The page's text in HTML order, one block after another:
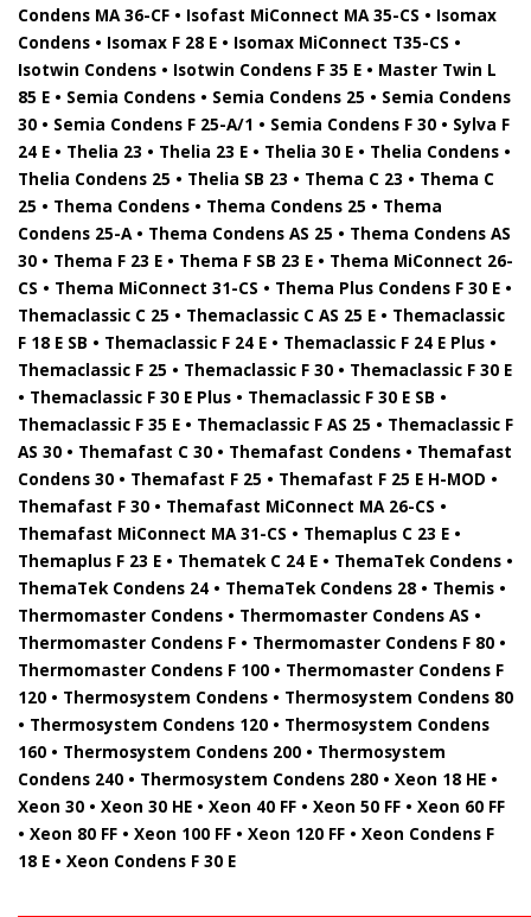
Condens MA 36-CF • Isofast MiConnect MA 35-CS • Isomax
Condens • Isomax F 28 E • Isomax MiConnect T35-CS •
Isotwin Condens • Isotwin Condens F 35 E • Master Twin L
85 E • Semia Condens • Semia Condens 25 • Semia Condens
30 • Semia Condens F 25-A/1 • Semia Condens F 30 • Sylva F
24 E • Thelia 23 • Thelia 23 E • Thelia 30 E • Thelia Condens •
Thelia Condens 25 • Thelia SB 23 • Thema C 23 • Thema C
25 • Thema Condens • Thema Condens 25 • Thema
Condens 25-A • Thema Condens AS 25 • Thema Condens AS
30 • Thema F 23 E • Thema F SB 23 E • Thema MiConnect 26-
CS • Thema MiConnect 31-CS • Thema Plus Condens F 30 E •
Themaclassic C 25 • Themaclassic C AS 25 E • Themaclassic
F 18 E SB • Themaclassic F 24 E • Themaclassic F 24 E Plus •
Themaclassic F 25 • Themaclassic F 30 • Themaclassic F 30 E
• Themaclassic F 30 E Plus • Themaclassic F 30 E SB •
Themaclassic F 35 E • Themaclassic F AS 25 • Themaclassic F
AS 30 • Themafast C 30 • Themafast Condens • Themafast
Condens 30 • Themafast F 25 • Themafast F 25 E H-MOD •
Themafast F 30 • Themafast MiConnect MA 26-CS •
Themafast MiConnect MA 31-CS • Themaplus C 23 E •
Themaplus F 23 E • Thematek C 24 E • ThemaTek Condens •
ThemaTek Condens 24 • ThemaTek Condens 28 • Themis •
Thermomaster Condens • Thermomaster Condens AS •
Thermomaster Condens F • Thermomaster Condens F 80 •
Thermomaster Condens F 100 • Thermomaster Condens F
120 • Thermosystem Condens • Thermosystem Condens 80
• Thermosystem Condens 120 • Thermosystem Condens
160 • Thermosystem Condens 200 • Thermosystem
Condens 240 • Thermosystem Condens 280 • Xeon 18 HE •
Xeon 30 • Xeon 30 HE • Xeon 40 FF • Xeon 50 FF • Xeon 60 FF
• Xeon 80 FF • Xeon 100 FF • Xeon 120 FF • Xeon Condens F
18 E • Xeon Condens F 30 E